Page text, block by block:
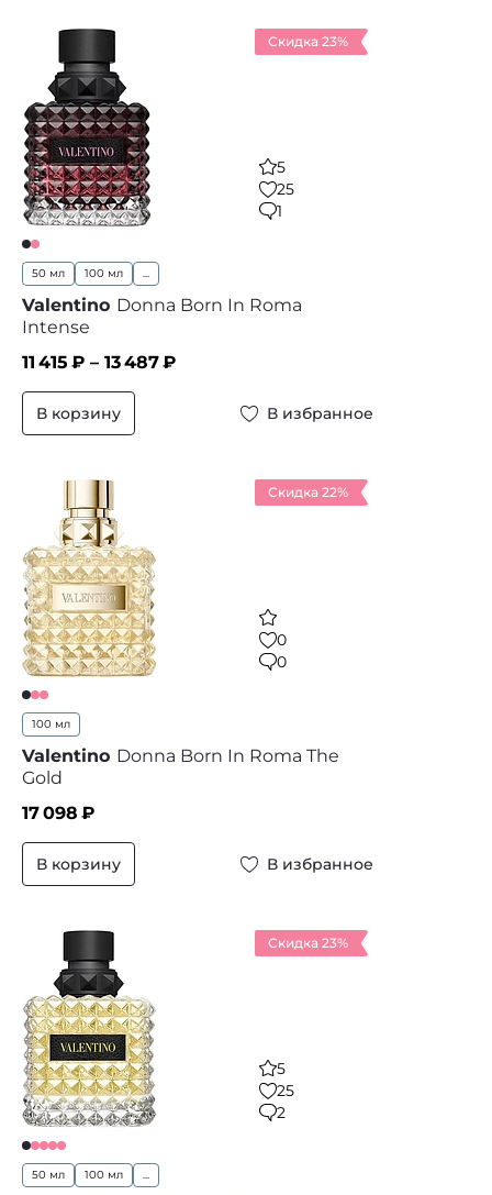
Скидка 23%
5
25
1
50 мл 100 мл ...
Valentino Donna Born In Roma
Intense
11 415 ₽ – 13 487₽
В корзину В избранное
Скидка 22%
0
0
100 мл
Valentino Donna Born In Roma The
Gold
17 098 ₽
В корзину В избранное
Скидка 23%
5
25
2
50 мл 100 мл ...